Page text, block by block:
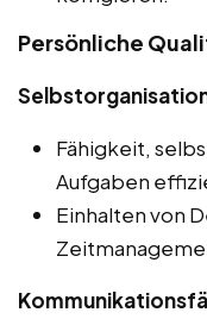
Persönliche
Fähigkeit,
Aufgaben
Einhalten von